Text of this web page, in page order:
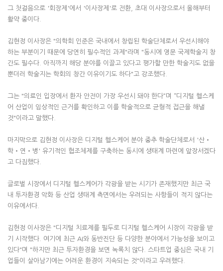
그 첫걸음으로 '회장제'에서 '이사장제'로 전환, 초대 이사장으로서 올해부터
활약 중이다.
김현정 이사장은 "의학회 인준은 국내에서 창립된 학술단체로서 우선시해야
하는 부분이기 때문에 당연히 필수적인 과제"라며 "동시에 영문 국제학술지 창
간도 필수다. 아직까지 해당 분야를 이끌고 있다고 평가할 만한 학술지도 없을
뿐더러 학술지는 학회의 창간 이유이기도 하다"고 강조했다.
그는 "의료인 입장에서 환자 안전이 가장 우선시 돼야 한다“며 ”디지털 헬스케
어 산업이 임상적인 근거를 확인하고 이를 학술적으로 균형적 접근을 해낼
것"이라고 말했다.
마지막으로 김현정 이사장은 디지털 헬스케어 분야 중추 학술단체로서 '산‧
학‧연‧병' 유기적인 협조체제를 구축하는 동시에 생태계 마련에 앞장서겠다
고 다짐했다.
글로벌 시장에서 디지털 헬스케어가 각광을 받는 시기가 존재했지만 최근 국
내 투자환경 악화 등 산업 생태계 측면에서는 우려되는 사항들이 적지 않다는
이유에서다.
김현정 이사장은 "디지털 치료제를 필두로 디지털 헬스케어 시장이 각광을 받
기 시작했다. 여기에 최근 AI와 동반진단 등 다양한 분야에서 가능성을 보이고
있다"며 "하지만 최근 투자환경을 보면 녹록치 않다. 스타트업 중심은 국내 기
업들이 살아남기에는 어려운 환경이 지속되는 것"이라고 우려했다.